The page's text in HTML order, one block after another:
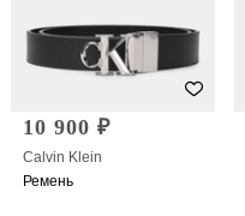
10 900 ₽
Calvin Klein
Ремень